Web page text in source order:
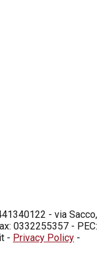
- via Sacco,
0332255357 - PEC:
- Privacy Policy -